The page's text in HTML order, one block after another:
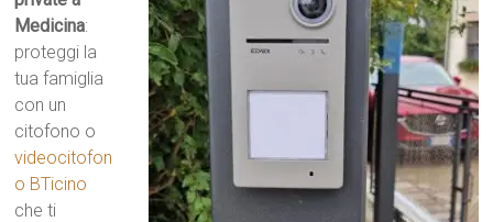
Medicina:
proteggi la
tua famiglia
con un
citofono o
videocitofon
o BTicino
che ti